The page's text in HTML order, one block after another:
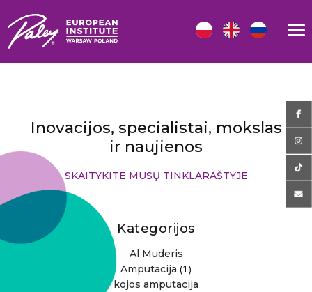
Inovacijos, specialistai, mokslas
ir naujienos
SKAITYKITE MŪSŲ TINKLARAŠTYJE
Kategorijos
Al Muderis
Amputacija (1)
kojos amputacija